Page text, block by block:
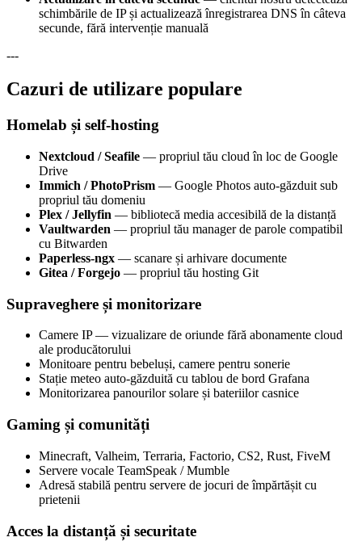
schimbările de IP și actualizează înregistrarea DNS în câteva
secunde, fără intervenție manuală
---
Cazuri de utilizare populare
Homelab și self-hosting
Nextcloud / Seafile — propriul tău cloud în loc de Google
Drive
Immich / PhotoPrism — Google Photos auto-găzduit sub
propriul tău domeniu
Plex / Jellyfin — bibliotecă media accesibilă de la distanță
Vaultwarden — propriul tău manager de parole compatibil
cu Bitwarden
Paperless-ngx — scanare și arhivare documente
Gitea / Forgejo — propriul tău hosting Git
Supraveghere și monitorizare
Camere IP — vizualizare de oriunde fără abonamente cloud
ale producătorului
Monitoare pentru bebeluși, camere pentru sonerie
Stație meteo auto-găzduită cu tablou de bord Grafana
Monitorizarea panourilor solare și bateriilor casnice
Gaming și comunități
Minecraft, Valheim, Terraria, Factorio, CS2, Rust, FiveM
Servere vocale TeamSpeak / Mumble
Adresă stabilă pentru servere de jocuri de împărtășit cu
prietenii
Acces la distanță și securitate